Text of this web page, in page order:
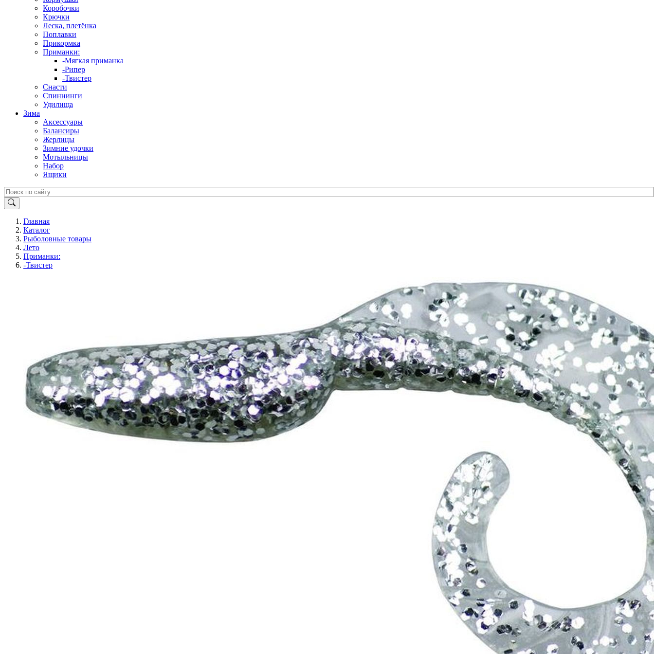
Коробочки
Крючки
Леска, плетёнка
Поплавки
Прикормка
Приманки:
-Мягкая приманка
-Рипер
-Твистер
Снасти
Спиннинги
Удилища
Зима
Аксессуары
Балансиры
Жерлицы
Зимние удочки
Мотыльницы
Набор
Ящики
Главная
Каталог
Рыболовные товары
Лето
Приманки:
-Твистер